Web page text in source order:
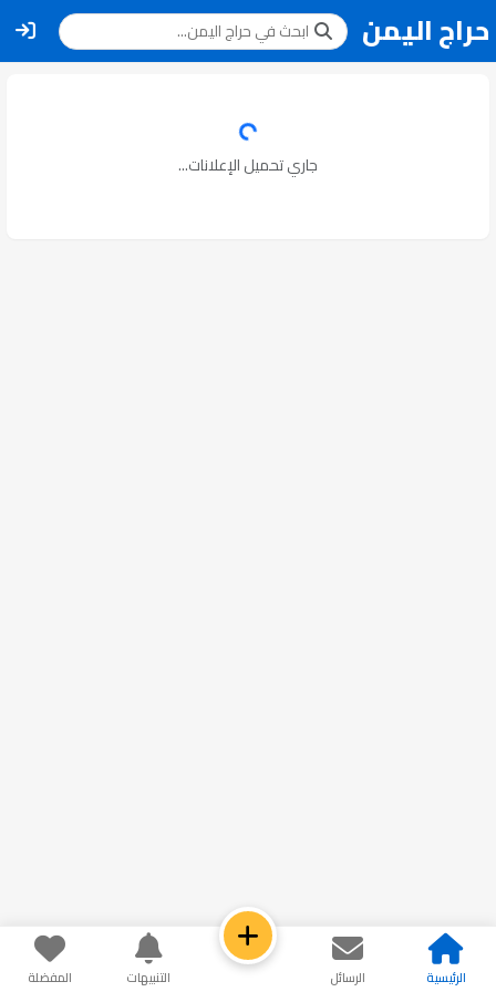
حراج اليمن
جاري تحميل الإعلانات...
الرئيسية الرسائل التنبيهات المفضلة